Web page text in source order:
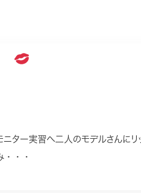
ター実習へ二人のモデルさんにリ
・・・